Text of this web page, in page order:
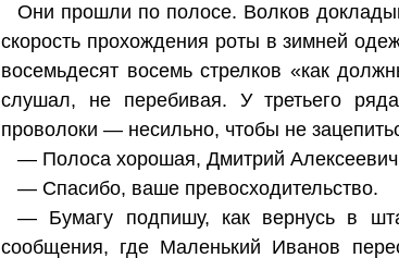
Они прошли по полосе. Волков
скорость прохождения роты в зимней
восемьдесят восемь стрелков «как
слушал, не перебивая. У третьего
проволоки — несильно, чтобы не
— Полоса хорошая, Дмитрий
— Спасибо, ваше превосходительство.
— Бумагу подпишу, как вернусь в
сообщения, где Маленький Иванов